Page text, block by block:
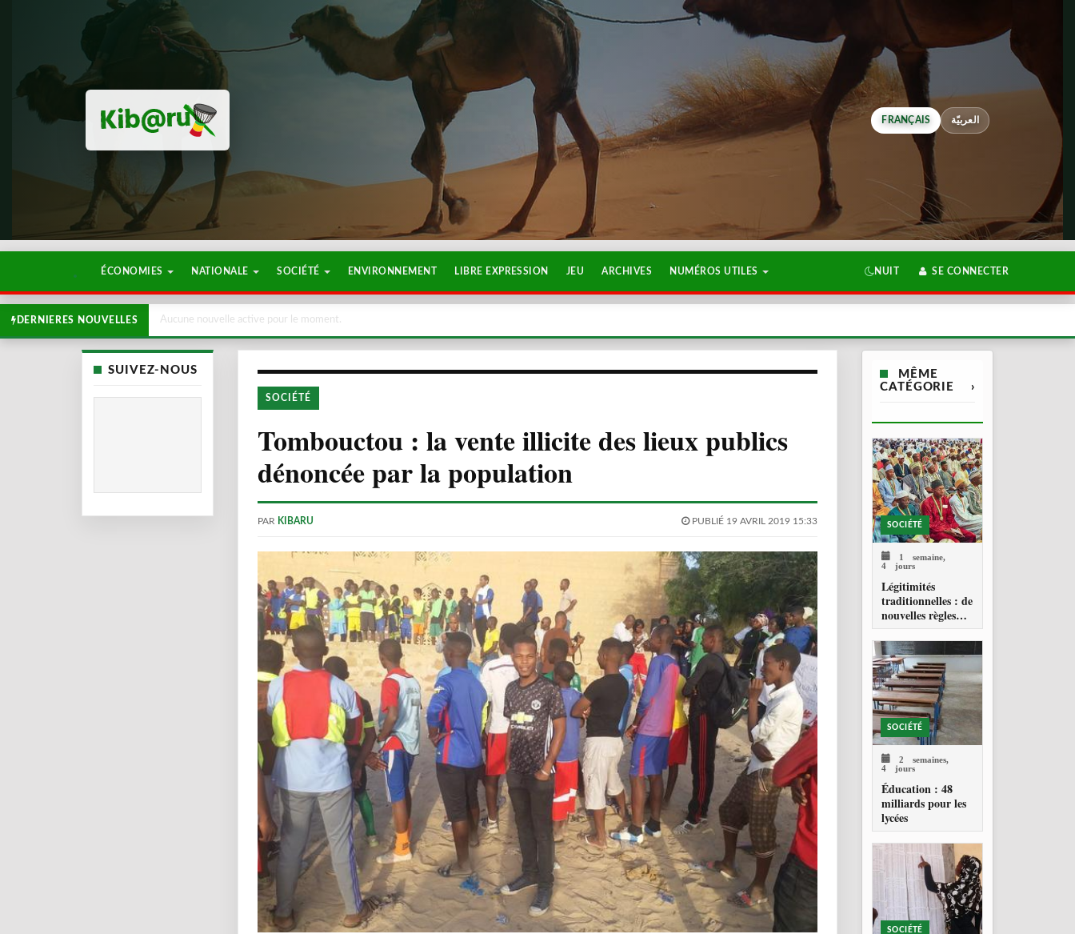
FRANÇAIS العربيّة
ÉCONOMIES NATIONALE SOCIÉTÉ ENVIRONNEMENT LIBRE EXPRESSION JEU ARCHIVES NUMÉROS UTILES NUIT SE CONNECTER
DERNIERES NOUVELLES Aucune nouvelle active pour le moment.
SUIVEZ-NOUS
SOCIÉTÉ
Tombouctou : la vente illicite des lieux publics
dénoncée par la population
PAR KIBARU PUBLIÉ 19 AVRIL 2019 15:33
MÊME
CATÉGORIE
›
SOCIÉTÉ
1 semaine,
4 jours
Légitimités
traditionnelles : de
nouvelles règles
pour les chefferies
locales
SOCIÉTÉ
2 semaines,
4 jours
Éducation : 48
milliards pour les
lycées
SOCIÉTÉ